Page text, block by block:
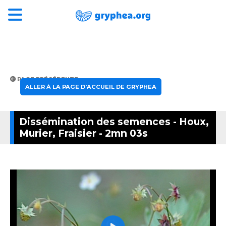
PAGE PRÉCÉDENTE
ALLER À LA PAGE D'ACCUEIL DE GRYPHEA
Dissémination des semences - Houx,
Murier, Fraisier - 2mn 03s